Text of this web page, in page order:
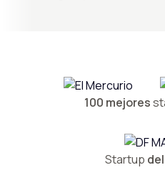
100 mejores
Startup